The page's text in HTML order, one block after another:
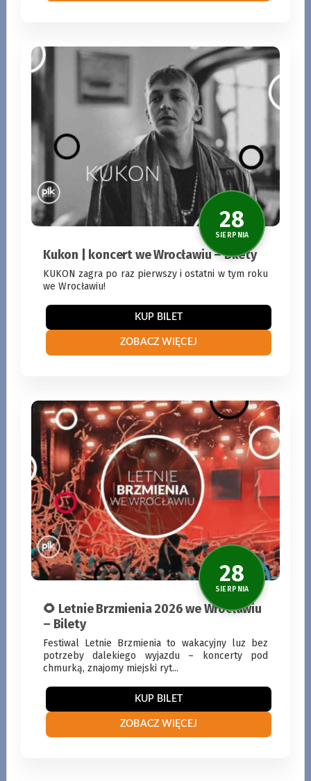
15
SIERPNIA
21
KUP BILET
ZOBACZ WIĘCEJ
KUP BILET
ZOBACZ WIĘCEJ
Kukon | koncert we Wrocławiu – Bilety
KUKON zagra po raz pierwszy i ostatni w tym roku
we Wrocławiu!
🌻 Letnie Brzmienia 2026 we Wrocławiu
– Bilety
Festiwal Letnie Brzmienia to wakacyjny luz bez
potrzeby dalekiego wyjazdu – koncerty pod
chmurką, znajomy miejski ryt...